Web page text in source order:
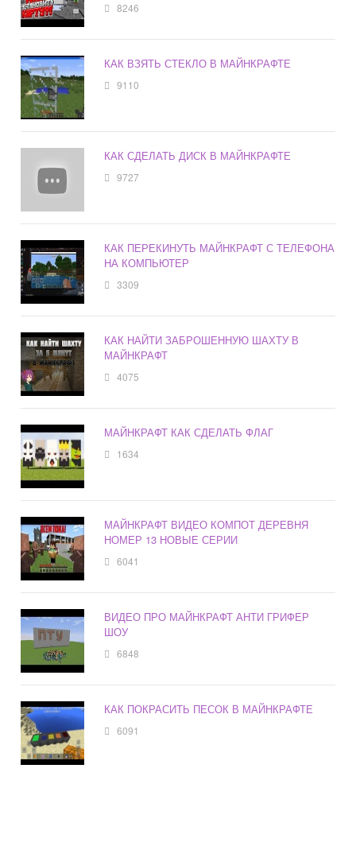
8246
КАК ВЗЯТЬ СТЕКЛО В МАЙНКРАФТЕ
9110
КАК СДЕЛАТЬ ДИСК В МАЙНКРАФТЕ
9727
КАК ПЕРЕКИНУТЬ МАЙНКРАФТ С ТЕЛЕФОНА
НА КОМПЬЮТЕР
3309
КАК НАЙТИ ЗАБРОШЕННУЮ ШАХТУ В
МАЙНКРАФТ
4075
МАЙНКРАФТ КАК СДЕЛАТЬ ФЛАГ
1634
МАЙНКРАФТ ВИДЕО КОМПОТ ДЕРЕВНЯ
НОМЕР 13 НОВЫЕ СЕРИИ
6041
ВИДЕО ПРО МАЙНКРАФТ АНТИ ГРИФЕР
ШОУ
6848
КАК ПОКРАСИТЬ ПЕСОК В МАЙНКРАФТЕ
6091